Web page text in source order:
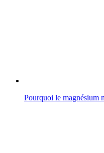
Pourquoi le magnésium